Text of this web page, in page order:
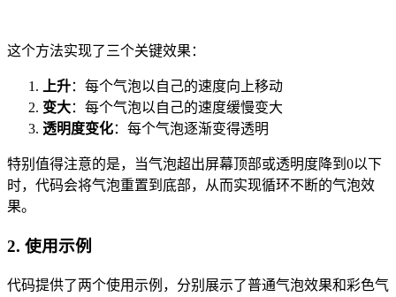
这个方法实现了三个关键效果：
上升：每个气泡以自己的速度向上移动
变大：每个气泡以自己的速度缓慢变大
透明度变化：每个气泡逐渐变得透明
特别值得注意的是，当气泡超出屏幕顶部或透明度降到0以下
时，代码会将气泡重置到底部，从而实现循环不断的气泡效
果。
2. 使用示例
代码提供了两个使用示例，分别展示了普通气泡效果和彩色气